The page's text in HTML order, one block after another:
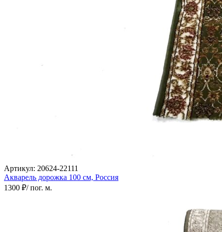
Артикул: 20624-22111
Акварель дорожка 100 см, Россия
1300 ₽/ пог. м.